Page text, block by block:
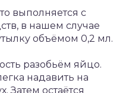
выполняется с
в нашем случае
объёмом 0,2 мл.
разобьём яйцо.
надавить на
Затем остаётся